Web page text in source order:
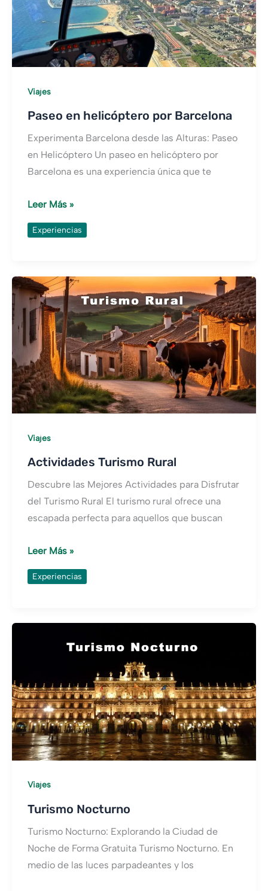
Viajes
Paseo en helicóptero por Barcelona
Experimenta Barcelona desde las Alturas: Paseo
en Helicóptero Un paseo en helicóptero por
Barcelona es una experiencia única que te
Paseo
en
helicóptero
Leer Más »
Experiencias
Viajes
Actividades Turismo Rural
Descubre las Mejores Actividades para Disfrutar
del Turismo Rural El turismo rural ofrece una
escapada perfecta para aquellos que buscan
Actividades
Turismo
Rural
Leer Más »
Experiencias
Viajes
Turismo Nocturno
Turismo Nocturno: Explorando la Ciudad de
Noche de Forma Gratuita Turismo Nocturno. En
medio de las luces parpadeantes y los